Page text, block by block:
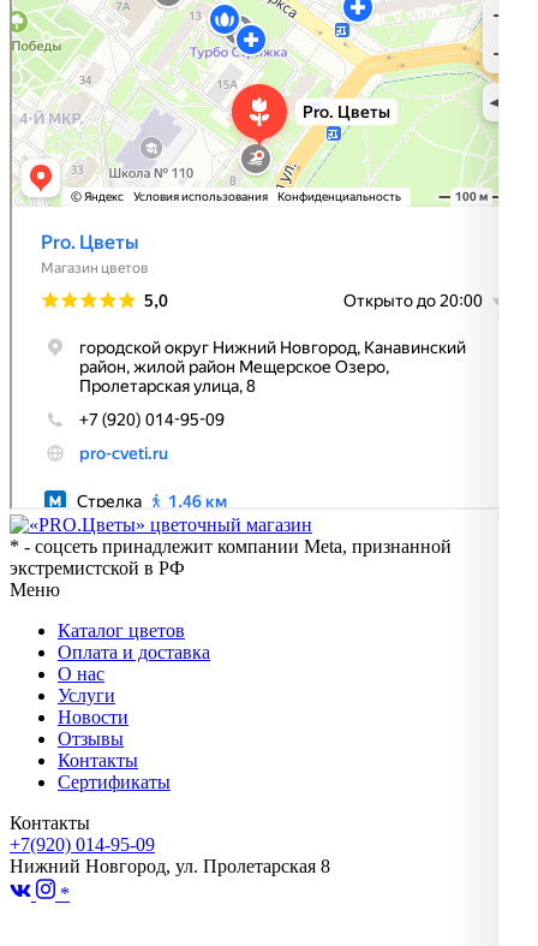
* - соцсеть принадлежит компании Meta, признанной
экстремистской в РФ
Меню
Каталог цветов
Оплата и доставка
О нас
Услуги
Новости
Отзывы
Контакты
Сертификаты
Контакты
+7(920) 014-95-09
Нижний Новгород, ул. Пролетарская 8
*